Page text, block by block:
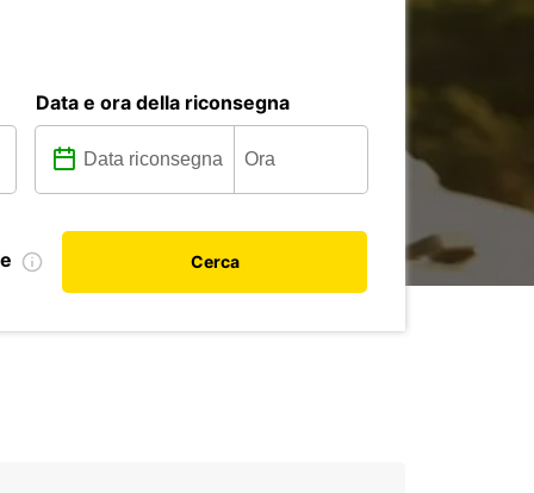
Data e ora della riconsegna
Cerca